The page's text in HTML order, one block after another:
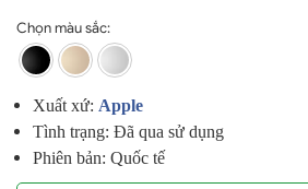
Chọn màu sắc:
Xuất xứ: Apple
Tình trạng: Đã qua sử dụng
Phiên bản: Quốc tế